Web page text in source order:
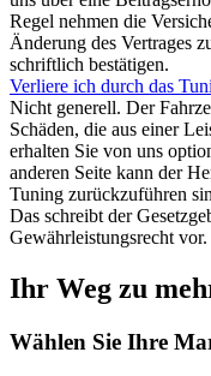
Regel nehmen die
Änderung des Vertrages
schriftlich bestätigen.
Verliere ich durch das
Nicht generell. Der
Schäden, die aus einer
erhalten Sie von uns
anderen Seite kann der
Tuning zurückzuführen
Das schreibt der
Gewährleistungsrecht vor.
Ihr Weg zu
Wählen Sie Ihre